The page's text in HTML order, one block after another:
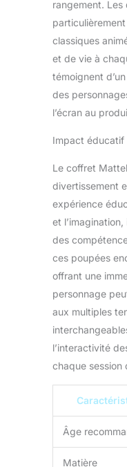
rangement. Les
classiques
et de vie à
témoignent
des
l’écran au
Impact éducatif
Le coffret
divertissement
expérience
et
des
ces poupées
offrant une
personnage
aux multiples
l’interactivité
chaque session
Âge
Matière